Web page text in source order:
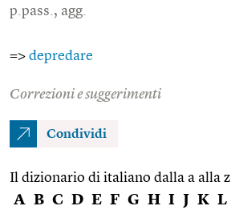
p.pass., agg.
=> depredare
Correzioni e suggerimenti
Condividi
Il dizionario di italiano dalla a alla z
A B C D E F G H I J K L